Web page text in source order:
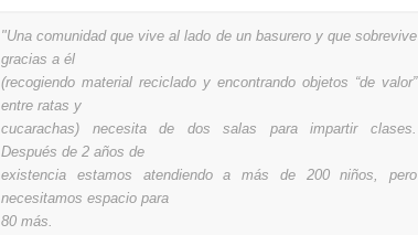
"Una comunidad que vive al lado de un basurero y que sobrevive
gracias a él
(recogiendo material reciclado y encontrando objetos “de valor”
entre ratas y
cucarachas) necesita de dos salas para impartir clases.
Después de 2 años de
existencia estamos atendiendo a más de 200 niños, pero
necesitamos espacio para
80 más.